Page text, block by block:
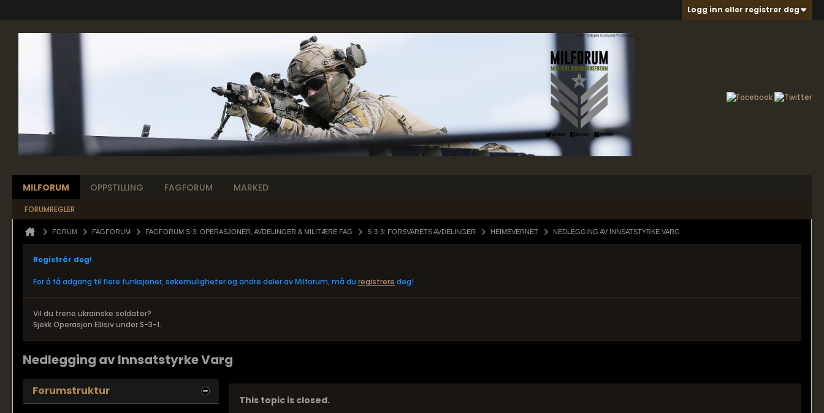
Logg inn eller registrer deg
MILFORUM OPPSTILLING FAGFORUM MARKED
FORUMREGLER
FORUM FAGFORUM FAGFORUM S-3: OPERASJONER, AVDELINGER & MILITÆRE FAG S-3-3: FORSVARETS AVDELINGER HEIMEVERNET NEDLEGGING AV INNSATSTYRKE VARG
Registrér deg!
For å få adgang til flere funksjoner, søkemuligheter og andre deler av Milforum, må du registrere deg!
Vil du trene ukrainske soldater?
Sjekk Operasjon Ellisiv under S-3-1.
Nedlegging av Innsatstyrke Varg
This topic is closed.
Forumstruktur